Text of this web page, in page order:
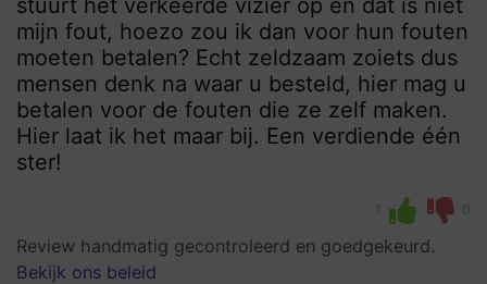
mijn fout, hoezo zou ik dan voor hun fouten
moeten betalen? Echt zeldzaam zoiets dus
mensen denk na waar u besteld, hier mag u
betalen voor de fouten die ze zelf maken.
Hier laat ik het maar bij. Een verdiende één
ster!
1 0
Review handmatig gecontroleerd en goedgekeurd.
Bekijk ons beleid